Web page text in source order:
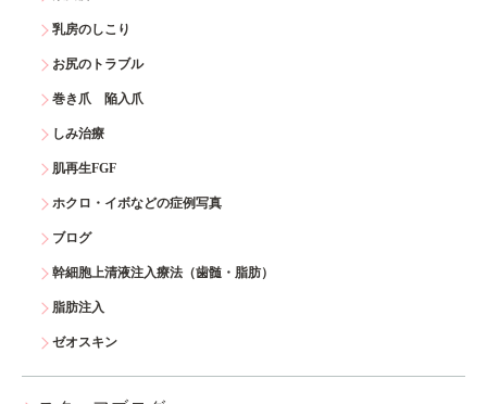
乳房のしこり
お尻のトラブル
巻き爪 陥入爪
しみ治療
肌再生FGF
ホクロ・イボなどの症例写真
ブログ
幹細胞上清液注入療法（歯髄・脂肪）
脂肪注入
ゼオスキン